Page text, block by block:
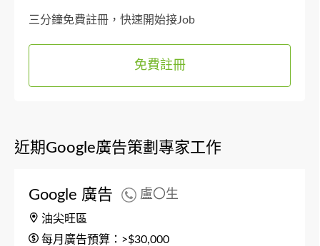
三分鐘免費註冊，快速開始接Job
免費註冊
近期Google廣告策劃專家工作
Google 廣告 盧〇生
油尖旺區
每月廣告預算：>$30,000